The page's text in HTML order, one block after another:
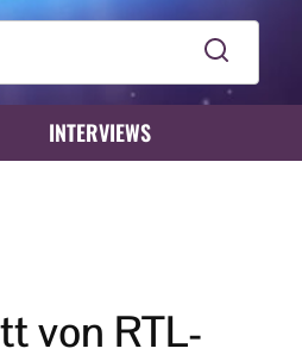
INTERVIEWS
von RTL-